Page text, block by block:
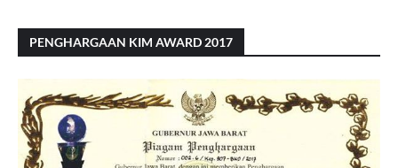
PENGHARGAAN KIM AWARD 2017